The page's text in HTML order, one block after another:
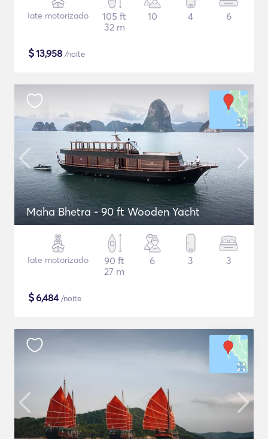
Iate motorizado
105 ft
32 m
10 4 6
$13,958 /noite
Maha Bhetra - 90 ft Wooden Yacht
Iate motorizado
90 ft
27 m
6 3 3
$6,484/noite